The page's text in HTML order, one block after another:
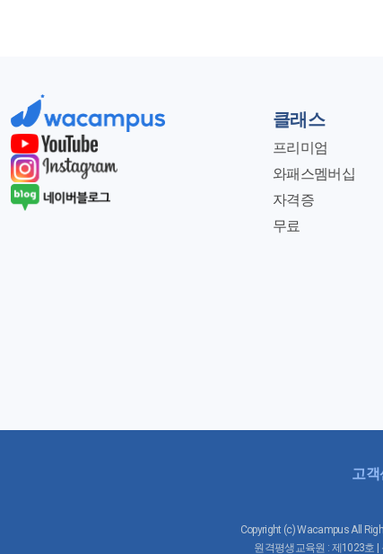
클래스
프리미엄
와패스멤버십
자격증
무료
고객
Copyright (c) Wacampus All
원격평생교육원 : 제1023호